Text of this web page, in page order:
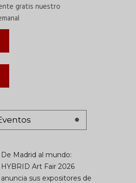
gratis nuestro
De Madrid al mundo:
HYBRID Art Fair 2026
anuncia sus expositores de